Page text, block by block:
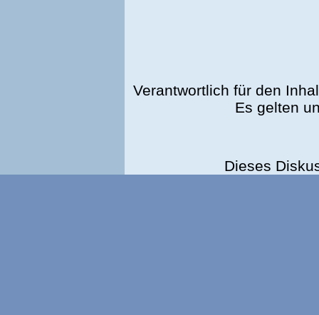
Verantwortlich für den
Es gelten
Dieses